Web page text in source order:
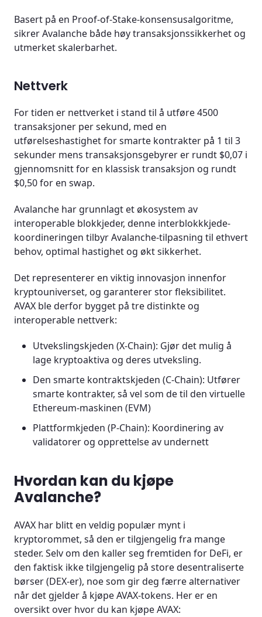
Basert på en Proof-of-Stake-konsensusalgoritme,
sikrer Avalanche både høy transaksjonssikkerhet og
utmerket skalerbarhet.
Nettverk
For tiden er nettverket i stand til å utføre 4500
transaksjoner per sekund, med en
utførelseshastighet for smarte kontrakter på 1 til 3
sekunder mens transaksjonsgebyrer er rundt $0,07 i
gjennomsnitt for en klassisk transaksjon og rundt
$0,50 for en swap.
Avalanche har grunnlagt et økosystem av
interoperable blokkjeder, denne interblokkkjede-
koordineringen tilbyr Avalanche-tilpasning til ethvert
behov, optimal hastighet og økt sikkerhet.
Det representerer en viktig innovasjon innenfor
kryptouniverset, og garanterer stor fleksibilitet.
AVAX ble derfor bygget på tre distinkte og
interoperable nettverk:
Utvekslingskjeden (X-Chain): Gjør det mulig å
lage kryptoaktiva og deres utveksling.
Den smarte kontraktskjeden (C-Chain): Utfører
smarte kontrakter, så vel som de til den virtuelle
Ethereum-maskinen (EVM)
Plattformkjeden (P-Chain): Koordinering av
validatorer og opprettelse av undernett
Hvordan kan du kjøpe
Avalanche?
AVAX har blitt en veldig populær mynt i
kryptorommet, så den er tilgjengelig fra mange
steder. Selv om den kaller seg fremtiden for DeFi, er
den faktisk ikke tilgjengelig på store desentraliserte
børser (DEX-er), noe som gir deg færre alternativer
når det gjelder å kjøpe AVAX-tokens. Her er en
oversikt over hvor du kan kjøpe AVAX: